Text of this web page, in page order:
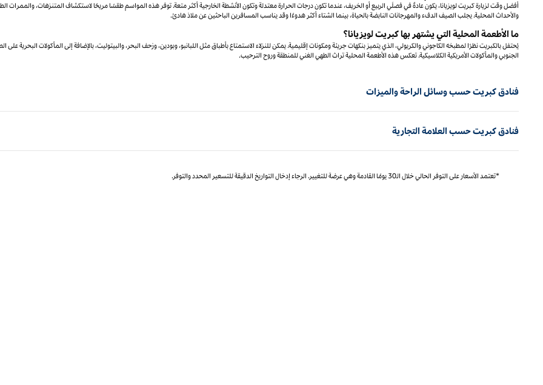
أفضل وقت لزيارة كبريت لويزيانا، يكون عادةً في فصلَي الربيع أو الخريف، عندما تكون درجات الحرارة معتدلة وتكون الأنشطة الخارجية أكثر متعة. توفر هذه المواسم طقسًا مريحًا لاستكشاف المتنزهات، والممرات
والأحداث المحلية. يجلب الصيف الدفء والمهرجانات النابضة بالحياة، بينما الشتاء أكثر هدوءًا وقد يناسب المسافرين الباحثين عن ملاذ هادئ.
ما الأطعمة المحلية التي يشتهر بها كبريت لويزيانا؟
يُحتفل بالكبريت نظرًا لمطبخه الكاجوني والكريولي، الذي يتميز بنكهات جريئة ومكونات إقليمية. يمكن للنزلاء الاستمتاع بأطباق مثل اللبانبو، وبودين، وزحف البحر، والبيتوليت، بالإضافة إلى المأكولات البحرية على
الجنوبي والمأكولات الأمريكية الكلاسيكية. تعكس هذه الأطعمة المحلية تراث الطهي الغني للمنطقة وروح الترحيب.
فنادق كبريت حسب وسائل الراحة والميزات
فنادق كبريت حسب العلامة التجارية
*تعتمد الأسعار على التوفر الحالي خلال الـ30 يومًا القادمة وهي عرضة للتغيير. الرجاء إدخال التواريخ الدقيقة للتسعير المحدد والتوفر.